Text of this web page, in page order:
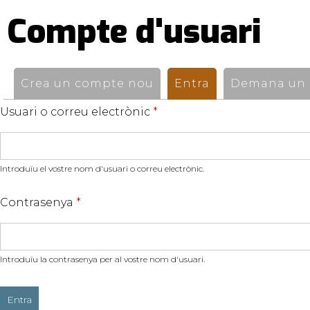
Compte d'usuari
Pestanyes
primàries
Crea un compte nou Entra (pestanya
Demana
Usuari o correu electrònic *
Introduïu el vostre nom d'usuari o correu electrònic.
Contrasenya *
Introduïu la contrasenya per al vostre nom d'usuari.